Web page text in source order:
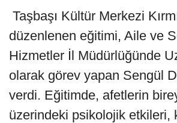
Taşbaşı Kültür Merkezi
düzenlenen eğitimi, Aile ve
Hizmetler İl Müdürlüğünde
olarak görev yapan Sengül
verdi. Eğitimde, afetlerin
üzerindeki psikolojik etkileri,